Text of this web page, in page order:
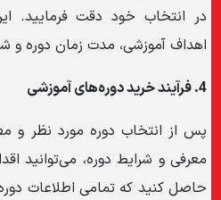
در انتخاب خود دقت فرمایید.
اهداف آموزشی، مدت زمان دوره و
پس از انتخاب دوره مورد نظر و
معرفی و شرایط دوره، می‌توانید
حاصل کنید که تمامی اطلاعات دوره